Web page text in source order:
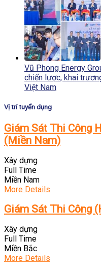
Vũ Phong Energy
chiến lược, khai
Việt Nam
Vị trí tuyển dụng
Giám Sát Thi Công
(Miền Nam)
Xây dựng
Full Time
Miền Nam
More Details
Giám Sát Thi Công
Xây dựng
Full Time
Miền Bắc
More Details